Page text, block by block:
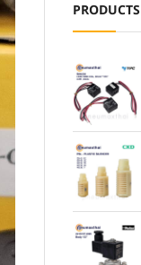
PRODUCTS